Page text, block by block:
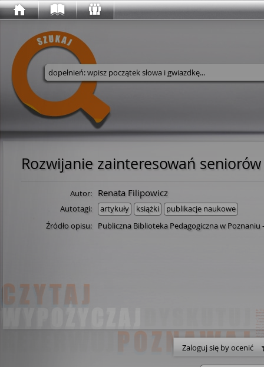
Wyszukaj w serwisie
Rozwijanie zainteresowań seniorów
Autor: Renata Filipowicz
Autotagi: artykuły książki
publikacje naukowe
Źródło opisu:
Publiczna Biblioteka Pedagogiczna w Poznaniu
Zaloguj się by ocenić